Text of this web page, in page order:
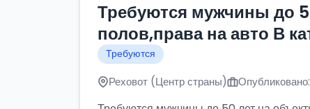
Требуются мужчины до
полов,права на авто В
Требуются
Реховот (Центр страны)